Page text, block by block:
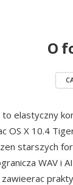
O
to elastyczny
OS X 10.4
starszych
WAV i